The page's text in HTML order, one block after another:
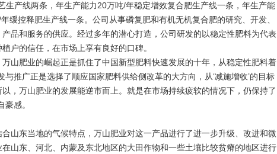
生产线两条，年生产能力20万吨/年稳定增效复合肥生产线一条，年生产能
缓控释肥生产线一条。公司从事磷复肥和有机无机复合肥的研究、开发、
品和服务的供应。经过多年的潜心打造，公司研发的以稳定性肥料为代表
户的信任，在市场上享有良好的口碑。
肥业的崛起正是抓住了中国新型肥料快速发展的十年，从稳定性肥料着
推广正是选择了顺应国家肥料供给侧改革的大方向，从‘减施增收’的目标
，万山肥业的发展能逆市而上。就是在市场持续疲软的情况下，仍保持了
感。
东当地的气候特点，万山肥业对这一产品进行了进一步升级、改进和微
山东、河北、内蒙及东北地区的大田作物和一些土壤比较贫瘠的地区进行